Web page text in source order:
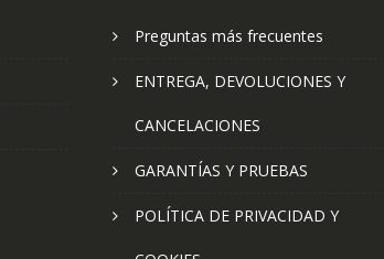
Preguntas más frecuentes
ENTREGA, DEVOLUCIONES Y
CANCELACIONES
GARANTÍAS Y PRUEBAS
POLÍTICA DE PRIVACIDAD Y